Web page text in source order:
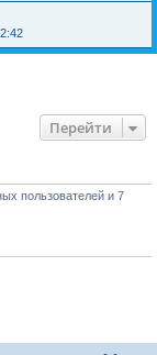
Перейти
пользователей и 7